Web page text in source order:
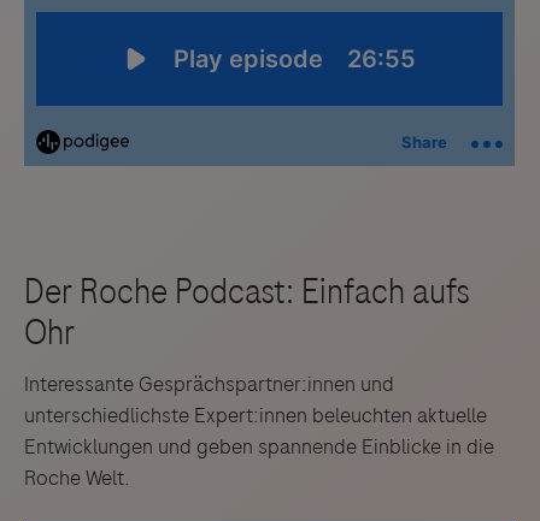
Interessante Gesprächspartner:innen und
unterschiedlichste Expert:innen beleuchten aktuelle
Entwicklungen und geben spannende Einblicke in die
Roche Welt.
Drittinformationen und deren Verwendung ab.